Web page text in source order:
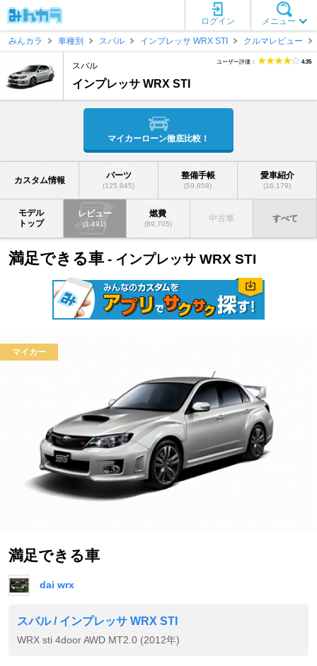
メニュー
ログイン
みんカラ
車種別 スバル インプレッサ WRX STI クルマレビュー
スバル
インプレッサ WRX STI
ユーザー評価： 4.35
マイカーローン徹底比較！
カスタム情報 パーツ
(125,945)
整備手帳
(59,858)
愛車紹介
(16,179)
モデル
トップ
レビュー
(1,491)
燃費
(89,705)
中古車 すべて
満足できる車 - インプレッサ WRX STI
マイカー
満足できる車
dai wrx
スバル / インプレッサ WRX STI
WRX sti 4door AWD MT2.0 (2012年)